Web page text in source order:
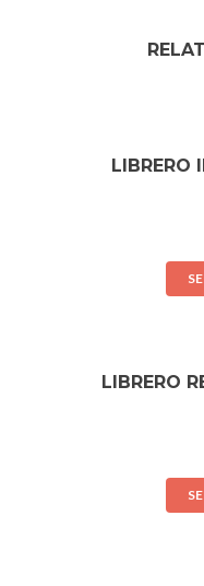
LIBRERO
LIBRERO